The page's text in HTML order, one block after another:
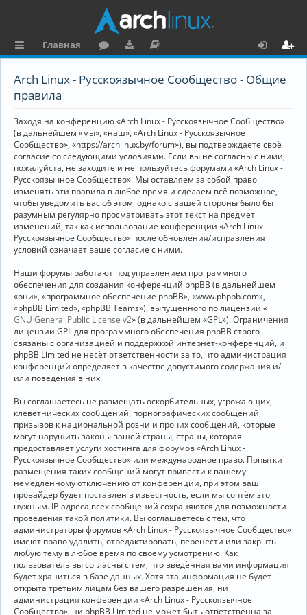
ы
к
и
Главная
ру
ру
и
ку
е
н
та
ц
и
я
о
Arch Linux - Русскоязычное Сообщество - Общие
правила
Заходя на конференцию «Arch Linux - Русскоязычное Сообщество»
(в дальнейшем «мы», «наш», «Arch Linux - Русскоязычное
Сообщество», «https://archlinux.by/forum»), вы подтверждаете своё
согласие со следующими условиями. Если вы не согласны с ними,
пожалуйста, не заходите и не пользуйтесь форумами «Arch Linux -
Русскоязычное Сообщество». Мы оставляем за собой право
изменять эти правила в любое время и сделаем всё возможное,
чтобы уведомить вас об этом, однако с вашей стороны было бы
разумным регулярно просматривать этот текст на предмет
изменений, так как использование конференции «Arch Linux -
Русскоязычное Сообщество» после обновления/исправления
условий означает ваше согласие с ними.
Наши форумы работают под управлением программного
обеспечения для создания конференций phpBB (в дальнейшем
«они», «программное обеспечение phpBB», «www.phpbb.com»,
«phpBB Limited», «phpBB Teams»), выпущенного по лицензии «
GNU General Public License v2» (в дальнейшем «GPL»). Ограничения
лицензии GPL для программного обеспечения phpBB строго
связаны с организацией и поддержкой интернет-конференций, и
phpBB Limited не несёт ответственности за то, что администрация
конференций определяет в качестве допустимого содержания и/
или поведения в них.
Вы соглашаетесь не размещать оскорбительных, угрожающих,
клеветнических сообщений, порнографических сообщений,
призывов к национальной розни и прочих сообщений, которые
могут нарушить законы вашей страны, страны, которая
предоставляет услуги хостинга для форумов «Arch Linux -
Русскоязычное Сообщество» или международное право. Попытки
размещения таких сообщений могут привести к вашему
немедленному отключению от конференции, при этом ваш
провайдер будет поставлен в известность, если мы сочтём это
нужным. IP-адреса всех сообщений сохраняются для возможности
проведения такой политики. Вы соглашаетесь с тем, что
администраторы форумов «Arch Linux - Русскоязычное Сообщество»
имеют право удалить, отредактировать, перенести или закрыть
любую тему в любое время по своему усмотрению. Как
пользователь вы согласны с тем, что введённая вами информация
будет храниться в базе данных. Хотя эта информация не будет
открыта третьим лицам без вашего разрешения, ни
администрация конференции «Arch Linux - Русскоязычное
Сообщество», ни phpBB Limited не может быть ответственна за